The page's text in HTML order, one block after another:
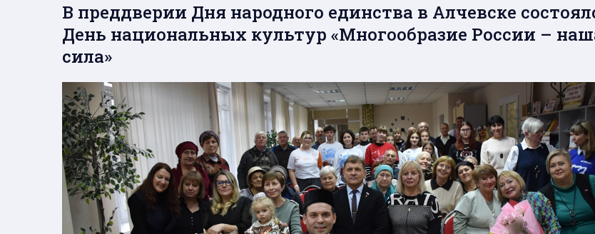
В преддверии Дня народного единства в Алчевске
День национальных культур «Многообразие России –
сила»